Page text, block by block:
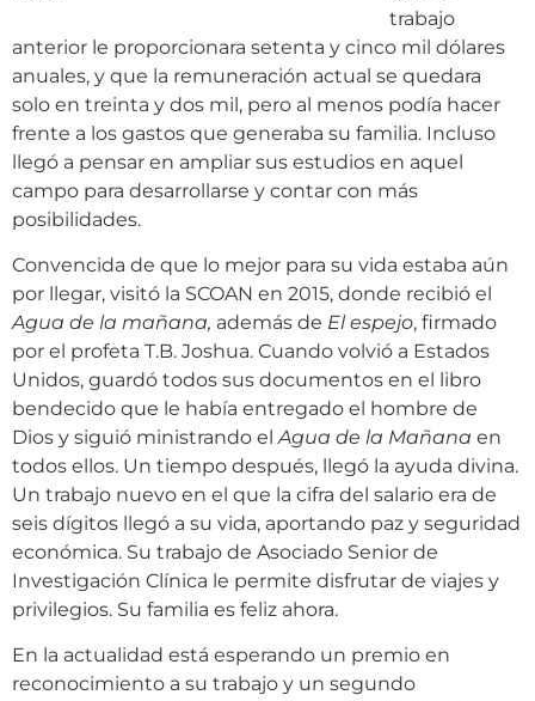
trabajo
anterior le proporcionara setenta y cinco mil dólares
anuales, y que la remuneración actual se quedara
solo en treinta y dos mil, pero al menos podía hacer
frente a los gastos que generaba su familia. Incluso
llegó a pensar en ampliar sus estudios en aquel
campo para desarrollarse y contar con más
posibilidades.
Convencida de que lo mejor para su vida estaba aún
por llegar, visitó la SCOAN en 2015, donde recibió el
Agua de la mañana, además de El espejo, firmado
por el profeta T.B. Joshua. Cuando volvió a Estados
Unidos, guardó todos sus documentos en el libro
bendecido que le había entregado el hombre de
Dios y siguió ministrando elAgua de la Mañana en
todos ellos. Un tiempo después, llegó la ayuda divina.
Un trabajo nuevo en el que la cifra del salario era de
seis dígitos llegó a su vida, aportando paz y seguridad
económica. Su trabajo de Asociado Senior de
Investigación Clínica le permite disfrutar de viajes y
privilegios. Su familia es feliz ahora.
En la actualidad está esperando un premio en
reconocimiento a su trabajo y un segundo